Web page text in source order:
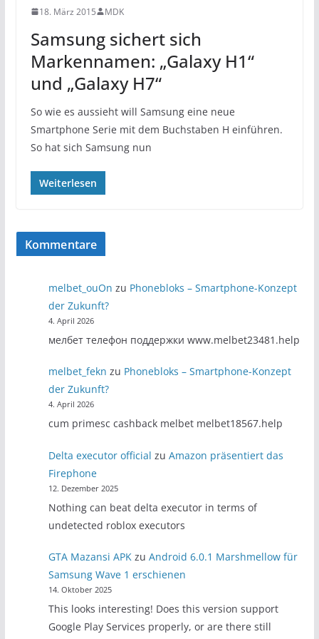
18. März 2015 MDK
Samsung sichert sich
Markennamen: „Galaxy H1“
und „Galaxy H7“
So wie es aussieht will Samsung eine neue
Smartphone Serie mit dem Buchstaben H einführen.
So hat sich Samsung nun
Weiterlesen
Kommentare
melbet_ouOn zu Phonebloks – Smartphone-Konzept
der Zukunft?
4. April 2026
мелбет телефон поддержки www.melbet23481.help
melbet_fekn zu Phonebloks – Smartphone-Konzept
der Zukunft?
4. April 2026
cum primesc cashback melbet melbet18567.help
Delta executor official zuAmazon präsentiert das
Firephone
12. Dezember 2025
Nothing can beat delta executor in terms of
undetected roblox executors
GTA Mazansi APK zuAndroid 6.0.1 Marshmellow für
Samsung Wave 1 erschienen
14. Oktober 2025
This looks interesting! Does this version support
Google Play Services properly, or are there still